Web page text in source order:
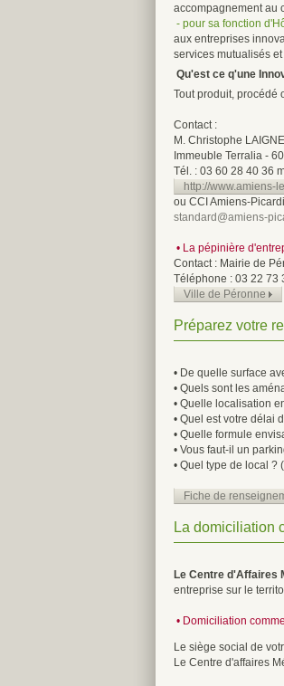
accompagnement au
- pour sa fonction
aux entreprises
services mutualisés
Qu'est ce q'une
Tout produit, procédé
Contact :
M. Christophe
Immeuble Terralia -
Tél. : 03 60 28 40 36
http://www.amiens-
ou CCI Amiens-
standard@amiens-
• La pépinière
Contact : Mairie de
Téléphone : 03 22 73
Ville de Péronne
Préparez votre
• De quelle surface
• Quels sont les
• Quelle localisation
• Quel est votre délai
• Quelle formule
• Vous faut-il un
• Quel type de local ?
Fiche de
La domiciliation
Le Centre d'Affaires
entreprise sur le
• Domiciliation
Le siège social de
Le Centre d'affaires